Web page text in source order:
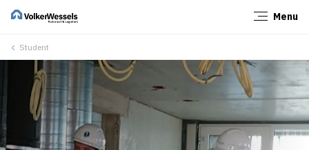
Menu
Student
Sluiten